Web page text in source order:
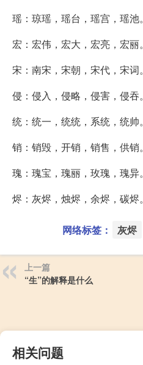
瑶：琼瑶，瑶台，瑶宫，瑶池。
宏：宏伟，宏大，宏亮，宏丽。
宋：南宋，宋朝，宋代，宋词。
侵：侵入，侵略，侵害，侵吞。
统：统一，统统，系统，统帅。
销：销毁，开销，销售，供销。
瑰：瑰宝，瑰丽，玫瑰，瑰异。
烬：灰烬，烛烬，余烬，碳烬。
网络标签： 灰烬
上一篇
“生”的解释是什么
相关问题